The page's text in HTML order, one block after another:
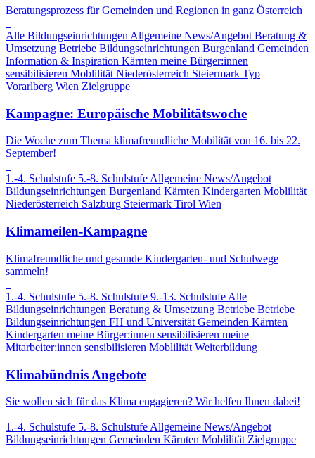
Beratungsprozess für Gemeinden und Regionen in ganz Österreich
Alle Bildungseinrichtungen Allgemeine News/Angebot Beratung &
Umsetzung Betriebe Bildungseinrichtungen Burgenland Gemeinden
Information & Inspiration Kärnten meine Bürger:innen
sensibilisieren Moblilität Niederösterreich Steiermark Typ
Vorarlberg Wien Zielgruppe
Kampagne: Europäische Mobilitätswoche
Die Woche zum Thema klimafreundliche Mobilität von 16. bis 22.
September!
1.-4. Schulstufe 5.-8. Schulstufe Allgemeine News/Angebot
Bildungseinrichtungen Burgenland Kärnten Kindergarten Moblilität
Niederösterreich Salzburg Steiermark Tirol Wien
Klimameilen-Kampagne
Klimafreundliche und gesunde Kindergarten- und Schulwege
sammeln!
1.-4. Schulstufe 5.-8. Schulstufe 9.-13. Schulstufe Alle
Bildungseinrichtungen Beratung & Umsetzung Betriebe Betriebe
Bildungseinrichtungen FH und Universität Gemeinden Kärnten
Kindergarten meine Bürger:innen sensibilisieren meine
Mitarbeiter:innen sensibilisieren Moblilität Weiterbildung
Klimabündnis Angebote
Sie wollen sich für das Klima engagieren? Wir helfen Ihnen dabei!
1.-4. Schulstufe 5.-8. Schulstufe Allgemeine News/Angebot
Bildungseinrichtungen Gemeinden Kärnten Moblilität Zielgruppe